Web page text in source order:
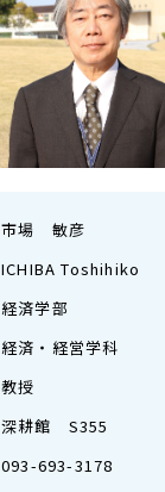
市場 敏彦
ICHIBA Toshihiko
経済学部
経済・経営学科
教授
深耕館 S355
093-693-3178